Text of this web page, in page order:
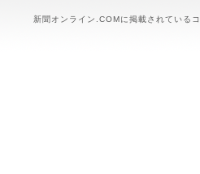
新聞オンライン.COMに掲載されている